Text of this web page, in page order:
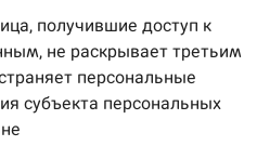
получившие доступ к
не раскрывает третьим
персональные
субъекта персональных